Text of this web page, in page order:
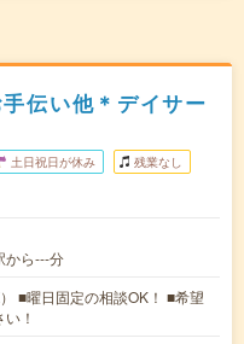
伝い他＊デイサー
土日祝日が休み 残業なし
から---分
■曜日固定の相談OK！ ■希望
！